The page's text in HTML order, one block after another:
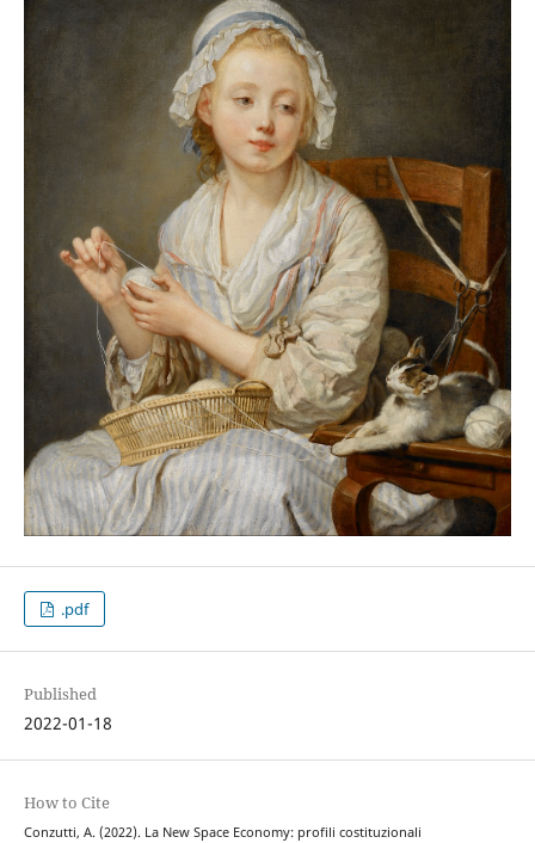
.pdf
Published
2022-01-18
How to Cite
Conzutti, A. (2022). La New Space Economy: profili costituzionali